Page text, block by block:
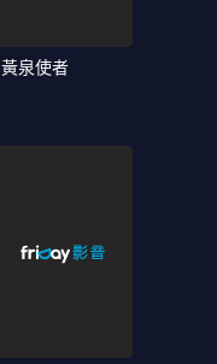
黃泉使者